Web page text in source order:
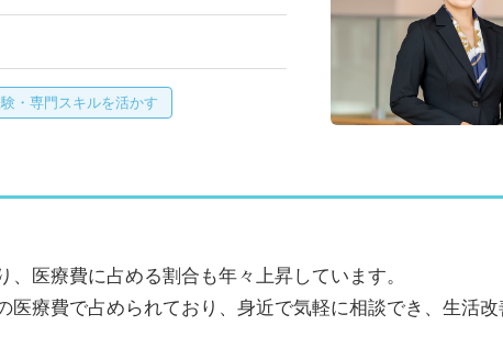
・専門スキルを活かす
、医療費に占める割合も年々上昇しています。
医療費で占められており、身近で気軽に相談でき、生活